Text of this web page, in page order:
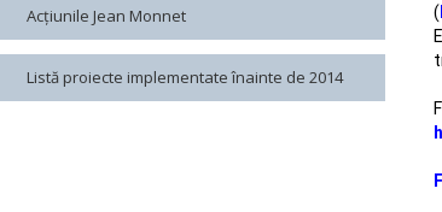
Acţiunile Jean Monnet
Listă proiecte implementate înainte de 2014
(